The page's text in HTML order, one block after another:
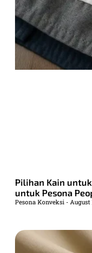
Pilihan Kain
untuk Pesona
Pesona Konveksi August